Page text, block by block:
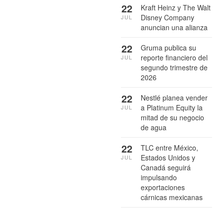
Kraft Heinz y The Walt
Disney Company
anuncian una alianza
22
JUL
Gruma publica su
reporte financiero del
segundo trimestre de
2026
22
JUL
Nestlé planea vender
a Platinum Equity la
mitad de su negocio
de agua
22
JUL
TLC entre México,
Estados Unidos y
Canadá seguirá
impulsando
exportaciones
cárnicas mexicanas
22
JUL